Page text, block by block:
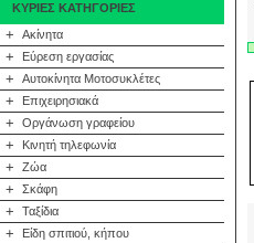
ΚΥΡΙΕΣ ΚΑΤΗΓΟΡΙΕΣ
+ Ακίνητα
+ Εύρεση εργασίας
+ Αυτοκίνητα Μοτοσυκλέτες
+ Επιχειρησιακά
+ Οργάνωση γραφείου
+ Κινητή τηλεφωνία
+ Ζώα
+ Σκάφη
+ Ταξίδια
+ Είδη σπιτιού, κήπου